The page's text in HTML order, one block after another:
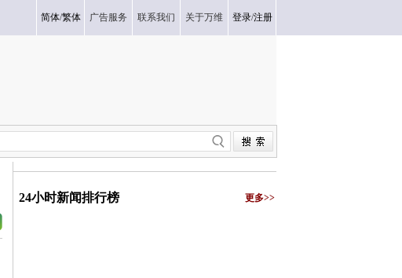
简体/繁体 广告服务 联系我们 关于万维 登录/注册
24小时新闻排行榜 更多>>